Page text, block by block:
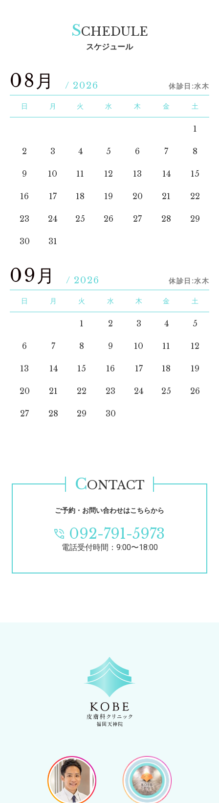
SCHEDULE
スケジュール
08月 / 2026 休診日:水木
日 月 火 水 木 金 土
1
2 3 4 5 6 7 8
9 10 11 12 13 14 15
16 17 18 19 20 21 22
23 24 25 26 27 28 29
30 31
09月 / 2026 休診日:水木
日 月 火 水 木 金 土
1 2 3 4 5
6 7 8 9 10 11 12
13 14 15 16 17 18 19
20 21 22 23 24 25 26
27 28 29 30
CONTACT
ご予約・お問い合わせはこちらから
092-791-5973
電話受付時間：9:00〜18:00